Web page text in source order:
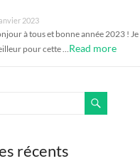
2023
à tous et bonne année 2023 !
pour cette … Read more
récents